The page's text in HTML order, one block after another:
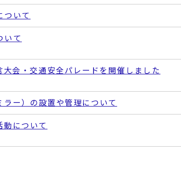
ついて
いて
会・交通安全パレードを開催しました
ー）の設置や管理について
について